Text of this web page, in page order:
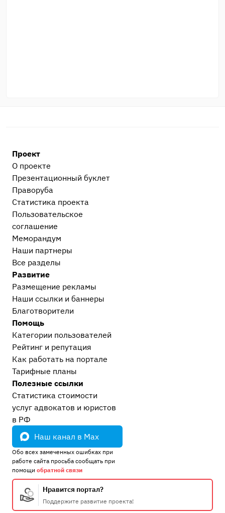
Проект
О проекте
Презентационный букл​ет
Праворуба
Статистика проекта
Пользовательское
соглашение
Меморандум
Наши партнеры
Все разделы
Развитие
Размещение рекламы
Наши ссылки и баннеры
Благотворители
Помощь
Категории пользователей
Рейтинг и репутация
Как работать на портале
Тарифные планы
Полезные ссылки
Статистика стоимости
услуг адвокатов и юристов
в РФ
Наш канал в Max
Обо всех замеченных ошибках при
работе сайта просьба сообщать при
помощи обратной связи
Нравится портал?
Поддержите развитие проекта!